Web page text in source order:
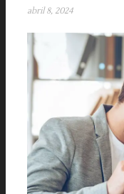
abril 8, 2024